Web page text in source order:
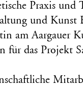
Praxis und
und Kunst
am Aargauer
für das Projekt